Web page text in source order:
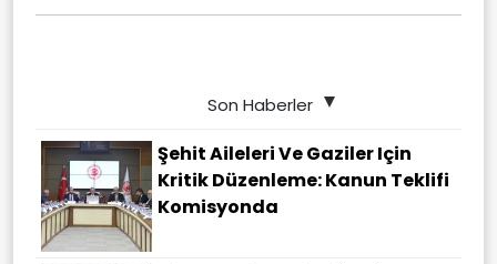
Son Haberler
Şehit Aileleri Ve Gaziler Için
Kritik Düzenleme: Kanun Teklifi
Komisyonda